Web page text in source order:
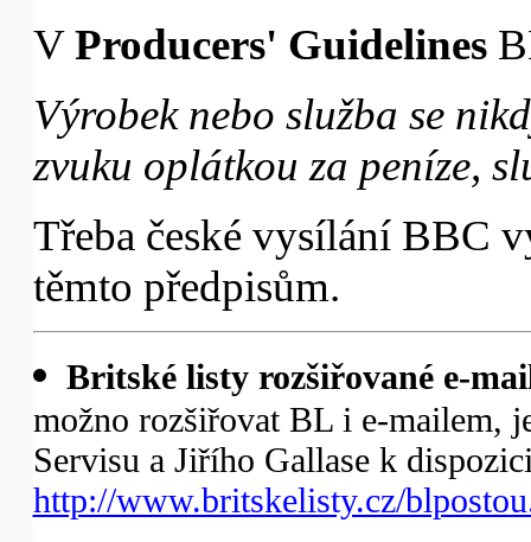
VProducers' Guidelines
Výrobek nebo služba se
zvuku oplátkou za peníze,
Třeba české vysílání BBC
těmto předpisům.
Britské listy rozšiřované e-
možno rozšiřovat BL i e-mailem,
Servisu a Jiřího Gallase k
http://www.britskelisty.cz/